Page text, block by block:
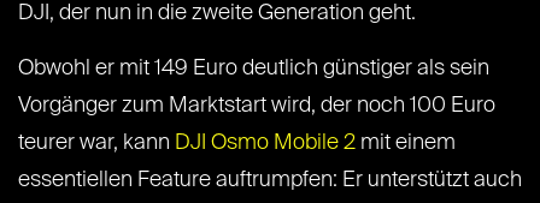
DJI, der nun in die zweite Generation geht.
Obwohl er mit 149 Euro deutlich günstiger als sein
Vorgänger zum Marktstart wird, der noch 100 Euro
teurer war, kann DJI Osmo Mobile 2 mit einem
essentiellen Feature auftrumpfen: Er unterstützt auch